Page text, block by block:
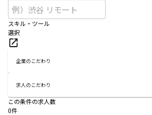
スキル・ツール
選択
企業のこだわり
求人のこだわり
この条件の求人数
0件